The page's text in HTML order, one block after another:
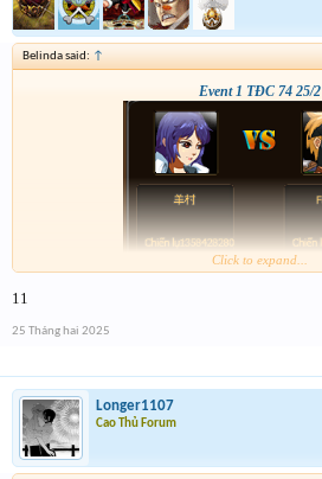
Belinda said: ↑
Event 1 TĐC 74 25/2
Click to expand...
11
25 Tháng hai 2025
Longer1107
Cao Thủ Forum